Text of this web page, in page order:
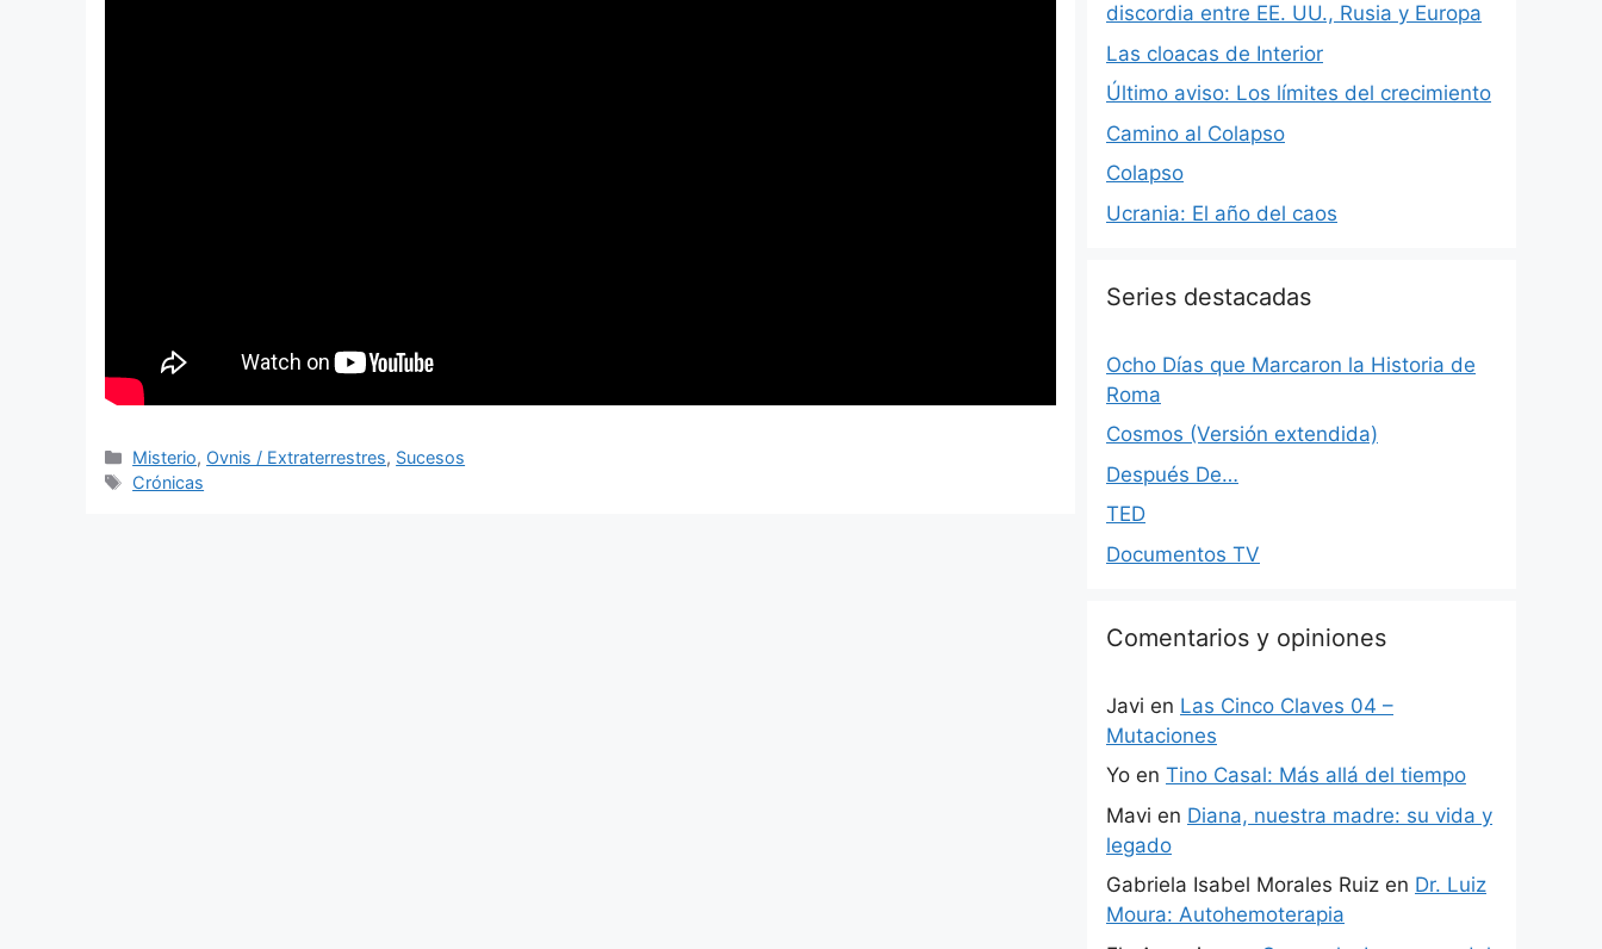
Categorías
Misterio, Ovnis / Extraterrestres, Sucesos
Etiquetas
Crónicas
discordia entre EE. UU., Rusia y Europa
Las cloacas de Interior
Último aviso: Los límites del crecimiento
Camino al Colapso
Colapso
Ucrania: El año del caos
Series destacadas
Ocho Días que Marcaron la Historia de
Roma
Cosmos (Versión extendida)
Después De…
TED
Documentos TV
Comentarios y opiniones
Javi en Las Cinco Claves 04 –
Mutaciones
Yo en Tino Casal: Más allá del tiempo
Mavi en Diana, nuestra madre: su vida y
legado
Gabriela Isabel Morales Ruiz en Dr. Luiz
Moura: Autohemoterapia